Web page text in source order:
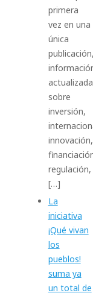
primera
vez en una
única
actualizada
sobre
inversión,
innovación,
regulación,
[…]
La
iniciativa
¡Qué vivan
los
pueblos!
suma ya
un total de